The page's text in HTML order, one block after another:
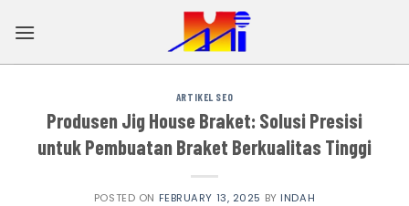
ARTIKEL SEO
Produsen Jig House Braket: Solusi Presisi
untuk Pembuatan Braket Berkualitas Tinggi
POSTED ON FEBRUARY 13, 2025 BY INDAH